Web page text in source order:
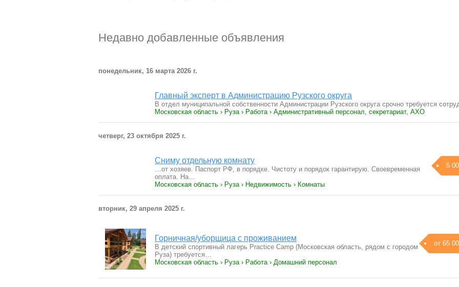
Недавно добавленные объявления
понедельник, 16 марта 2026 г.
Главный эксперт в Администрацию Рузского округа
В отдел муниципальной собственности Администрации Рузского округа срочно требуется
Московская область › Руза › Работа › Административный персонал, секретариат, АХО
четверг, 23 октября 2025 г.
Сниму отдельную комнату
5
…от хозяев. Паспорт РФ, в порядке. Чистоту и порядок гарантирую. Своевременная
оплата. На…
Московская область › Руза › Недвижимость › Комнаты
вторник, 29 апреля 2025 г.
Горничная/уборщица с проживанием
от 65
В детский спортивный лагерь Practice Camp (Московская область, рядом с городом
Руза) требуется…
Московская область › Руза › Работа › Домашний персонал